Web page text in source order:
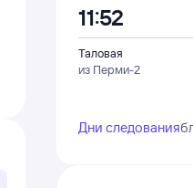
Таловая
из Перми-2
11:52
Дни следования